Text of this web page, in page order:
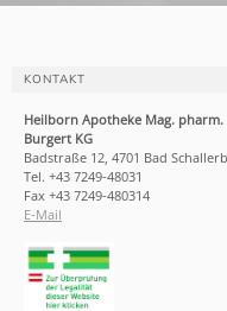
KONTAKT
Heilborn Apotheke Mag. pharm.
Burgert KG
Badstraße 12, 4701 Bad
Tel. +43 7249-48031
Fax +43 7249-480314
E-Mail